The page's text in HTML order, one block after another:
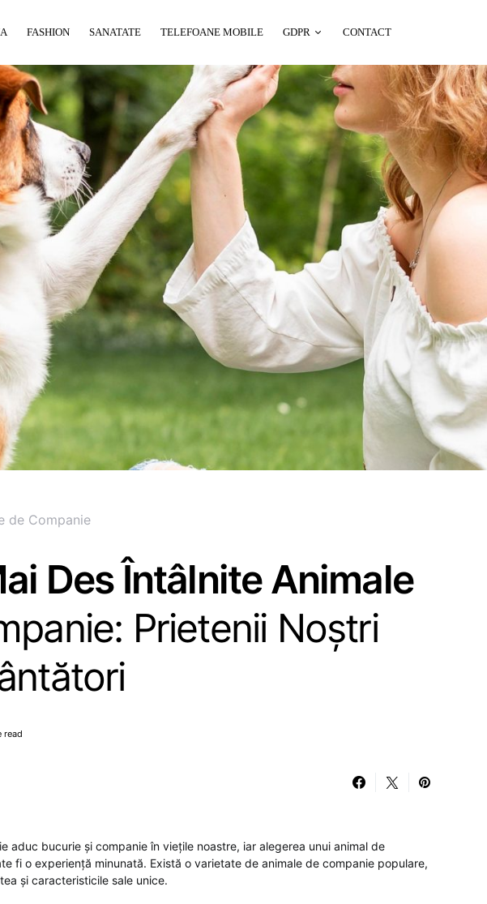
FASHION SANATATE TELEFOANE MOBILE GDPR CONTACT
de Companie
Des Întâlnite Animale
Prietenii Noștri
read
aduc bucurie și companie în viețile noastre, iar alegerea unui animal de
fi o experiență minunată. Există o varietate de animale de companie populare,
și caracteristicile sale unice.